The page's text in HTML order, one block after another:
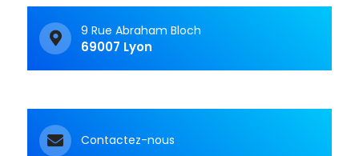
9 Rue Abraham Bloch
69007 Lyon
Contactez-nous